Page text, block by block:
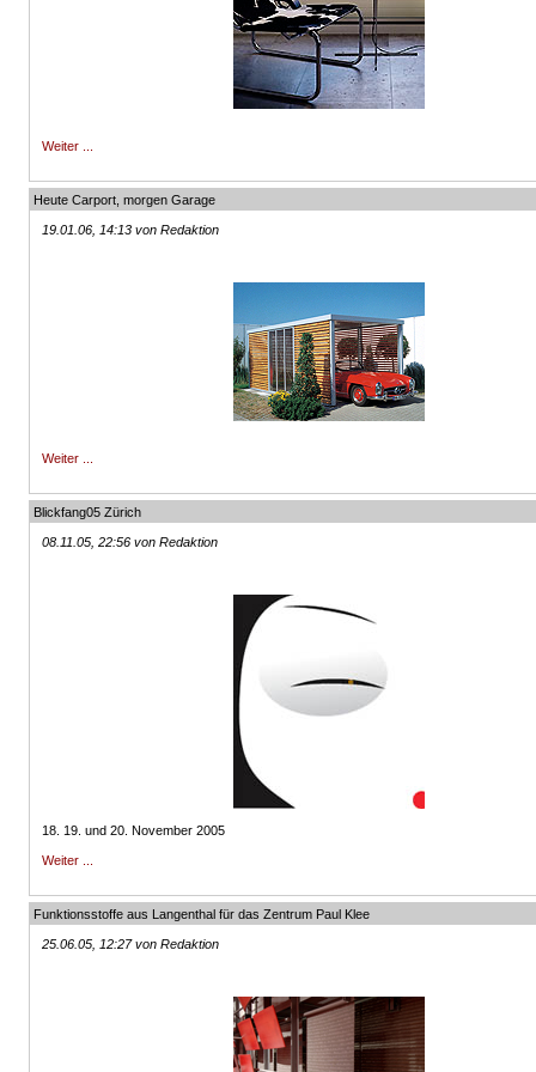
Weiter ...
Heute Carport, morgen Garage
19.01.06, 14:13 von Redaktion
Weiter ...
Blickfang05 Zürich
08.11.05, 22:56 von Redaktion
18. 19. und 20. November 2005
Weiter ...
Funktionsstoffe aus Langenthal für das Zentrum Paul Klee
25.06.05, 12:27 von Redaktion